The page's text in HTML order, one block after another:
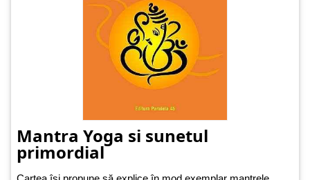
Mantra Yoga si sunetul
primordial